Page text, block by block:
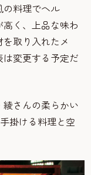
の料理でヘル
く、上品な味わ
取り入れたメ
変更する予定だ
さんの柔らかい
掛ける料理と空